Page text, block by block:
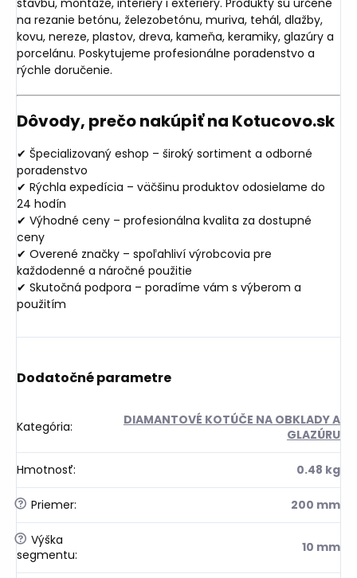
na rezanie betónu, železobetónu, muriva, tehál, dlažby,
kovu, nereze, plastov, dreva, kameňa, keramiky, glazúry a
porcelánu. Poskytujeme profesionálne poradenstvo a
rýchle doručenie.
Dôvody, prečo nakúpiť na Kotucovo.sk
✔ Špecializovaný eshop – široký sortiment a odborné
poradenstvo
✔ Rýchla expedícia – väčšinu produktov odosielame do
24 hodín
✔ Výhodné ceny – profesionálna kvalita za dostupné
ceny
✔ Overené značky – spoľahliví výrobcovia pre
každodenné a náročné použitie
✔ Skutočná podpora – poradíme vám s výberom a
použitím
Dodatočné parametre
Kategória:
DIAMANTOVÉ KOTÚČE NA OBKLADY A
GLAZÚRU
Hmotnosť: 0.48 kg
? Priemer: 200 mm
? Výška
segmentu: 10 mm